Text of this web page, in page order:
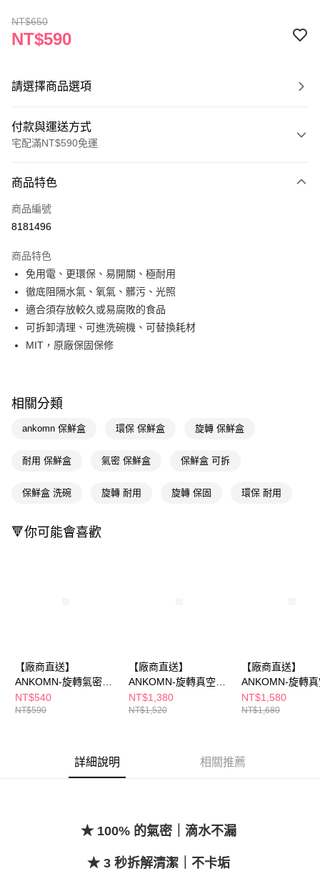
NT$650
NT$590
請選擇商品選項
付款與運送方式
宅配滿NT$590免運
POYA支付
信用卡一次付款
Apple Pay
街口支付
悠遊付
Google Pay
【關於「AFTEE先享後付」】
AFTEE先享後付是「在收到商品之後才付款」的支付方式。 讓您購物簡單
便利好安心！
２．便利：只要手機號碼，簡訊認證，即可結帳。
【「AFTEE先享後付」結帳流程】
結帳頁面，進行簡訊認證並確認金額後，即可完成結帳。
２．訂單成立數日內，您將收到繳費通知簡訊。
【注意事項】
１．透過由恩沛科技股份有限公司提供之「AFTEE先享後付」服務完成之交
易，需依本服務之必要範圍內提供個人資料，並將交易相關給付款項請求債
權轉讓予恩沛科技股份有限公司。
「AFTEE先享後付」，若未經同意申辦者引起之損失，本公司不負相關責
５．嚴禁一人註冊多個帳號或使用他人資訊註冊。若發現惡意使用之情形，
恩沛科技股份有限公司將有權停止該用戶之使用額度並採取法律行動。
運送方式
宅配(離島廠商直送🚚)
商品特色
商品編號
8181496
商品特色
免用電、更環保、易開關、極耐用
徹底阻隔水氣、氧氣、髒污、光照
適合須存放較久或易腐敗的食品
可拆卸清理、可進洗碗機、可替換耗材
MIT，原廠保固保修
相關分類
ankomn 保鮮盒 環保 保鮮盒 旋轉 保鮮盒
耐用 保鮮盒 氣密 保鮮盒 保鮮盒 可拆
保鮮盒 洗碗 旋轉 耐用 旋轉 保固 環保 耐用
🔻你可能會喜歡
【廠商直送】
ANKOMN-旋轉氣密保
鮮盒0.6L - 兩色任選
NT$540
NT$590
【廠商直送】
ANKOMN-旋轉真空保
鮮盒1.5L - 兩色任選
NT$1,380
NT$1,520
【廠商直送】
ANKOMN-旋轉
鮮盒2.4L - 兩色
NT$1,580
NT$1,680
詳細說明 相關推薦
★ 100% 的氣密｜滴水不漏
★ 3 秒拆解清潔｜不卡垢